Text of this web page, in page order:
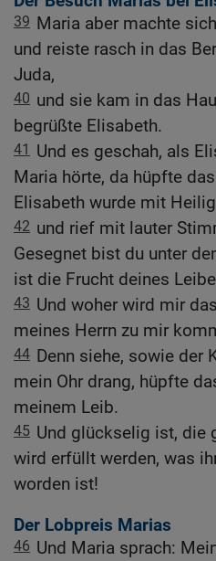
39 Maria aber machte
und reiste rasch in das
Juda,
40 und sie kam in das
begrüßte Elisabeth.
41 Und es geschah, als
Maria hörte, da hüpfte
Elisabeth wurde mit
42 und rief mit lauter
Gesegnet bist du unter
ist die Frucht deines
43 Und woher wird mir
meines Herrn zu mir
44 Denn siehe, sowie der
mein Ohr drang, hüpfte
meinem Leib.
45 Und glückselig ist, die
wird erfüllt werden, was
worden ist!
Der Lobpreis Marias
46 Und Maria sprach: